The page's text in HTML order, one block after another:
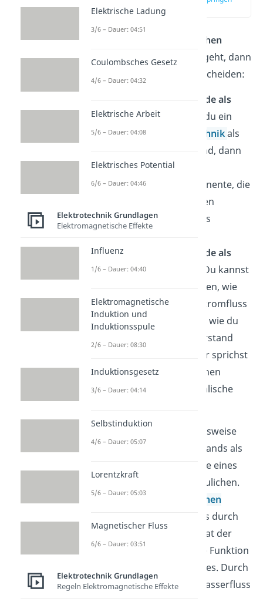
(01:22)
elektrischen
Widerstand
in der Physik geht, dann
musst du zwei Fälle unterscheiden:
Elektrische Widerstände als
Bauteile: Bezeichnest du ein
Bauteil der Elektrotechnikals
elektrischen Widerstand, dann
ist die Rede von einer
elektronischen Komponente, die
in einem Stromkreis den
elektrischen Stromfluss
Elektrische Widerstände als
physikalische Größe
: Du kannst
aber auch danach fragen, wie
stark ein Bauteil den Stromfluss
hemmt oder allgemein wie du
den elektrischen Widerstand
berechnen kannst. Hier sprichst
du dann vom elektrischen
Widerstand als physikalische
Du kannst dir die Funktionsweise
eines elektrischen Widerstands als
Bauteil (also Fall 1) mit Hilfe eines
Wassermodells veranschaulichen.
Wenn du dir den
elektrischen
als Wasserfluss durch
ein Rohr vorstellst, dann hat der
elektrische Widerstand die Funktion
einer Verengung des Rohres. Durch
die Verengung wird der Wasserfluss
Elektrische Ladung
3/6 – Dauer: 04:51
Coulombsches Gesetz
4/6 – Dauer: 04:32
Elektrische Arbeit
5/6 – Dauer: 04:08
Elektrisches Potential
6/6 – Dauer: 04:46
Elektrotechnik Grundlagen
Elektromagnetische Effekte
Influenz
1/6 – Dauer: 04:40
Elektromagnetische
Induktion und
Induktionsspule
2/6 – Dauer: 08:30
Induktionsgesetz
3/6 – Dauer: 04:14
Selbstinduktion
4/6 – Dauer: 05:07
Lorentzkraft
5/6 – Dauer: 05:03
Magnetischer Fluss
6/6 – Dauer: 03:51
Elektrotechnik Grundlagen
Regeln Elektromagnetische Effekte